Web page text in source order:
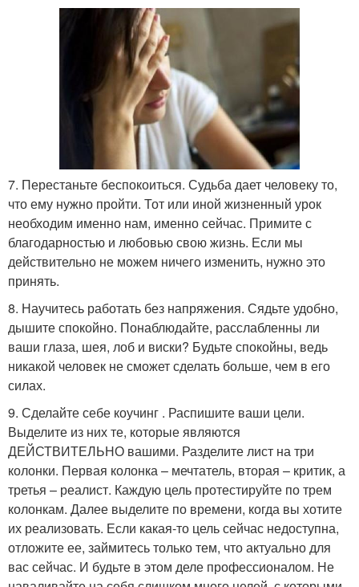
7. Перестаньте беспокоиться. Судьба дает человеку то,
что ему нужно пройти. Тот или иной жизненный урок
необходим именно нам, именно сейчас. Примите с
благодарностью и любовью свою жизнь. Если мы
действительно не можем ничего изменить, нужно это
принять.
8. Научитесь работать без напряжения. Сядьте удобно,
дышите спокойно. Понаблюдайте, расслабленны ли
ваши глаза, шея, лоб и виски? Будьте спокойны, ведь
никакой человек не сможет сделать больше, чем в его
силах.
9. Сделайте себе коучинг . Распишите ваши цели.
Выделите из них те, которые являются
ДЕЙСТВИТЕЛЬНО вашими. Разделите лист на три
колонки. Первая колонка – мечтатель, вторая – критик, а
третья – реалист. Каждую цель протестируйте по трем
колонкам. Далее выделите по времени, когда вы хотите
их реализовать. Если какая-то цель сейчас недоступна,
отложите ее, займитесь только тем, что актуально для
вас сейчас. И будьте в этом деле профессионалом. Не